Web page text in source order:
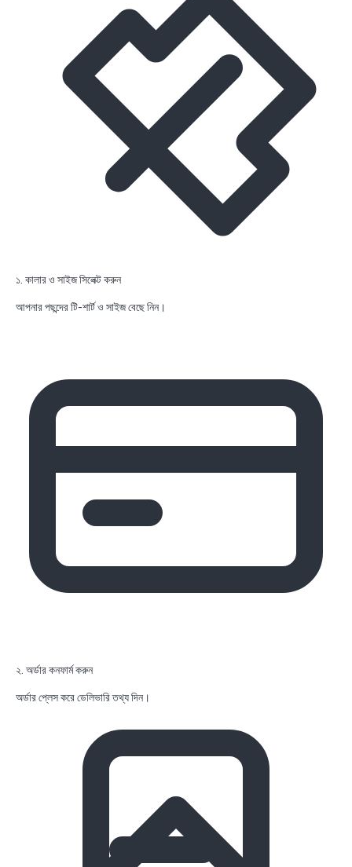
১. কালার ও সাইজ সিলেক্ট করুন
আপনার পছন্দের টি-শার্ট ও সাইজ বেছে নিন।
২. অর্ডার কনফার্ম করুন
অর্ডার প্লেস করে ডেলিভারি তথ্য দিন।